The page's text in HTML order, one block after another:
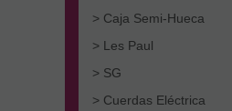
> Caja Semi-Hueca
> Les Paul
> SG
> Cuerdas Eléctrica